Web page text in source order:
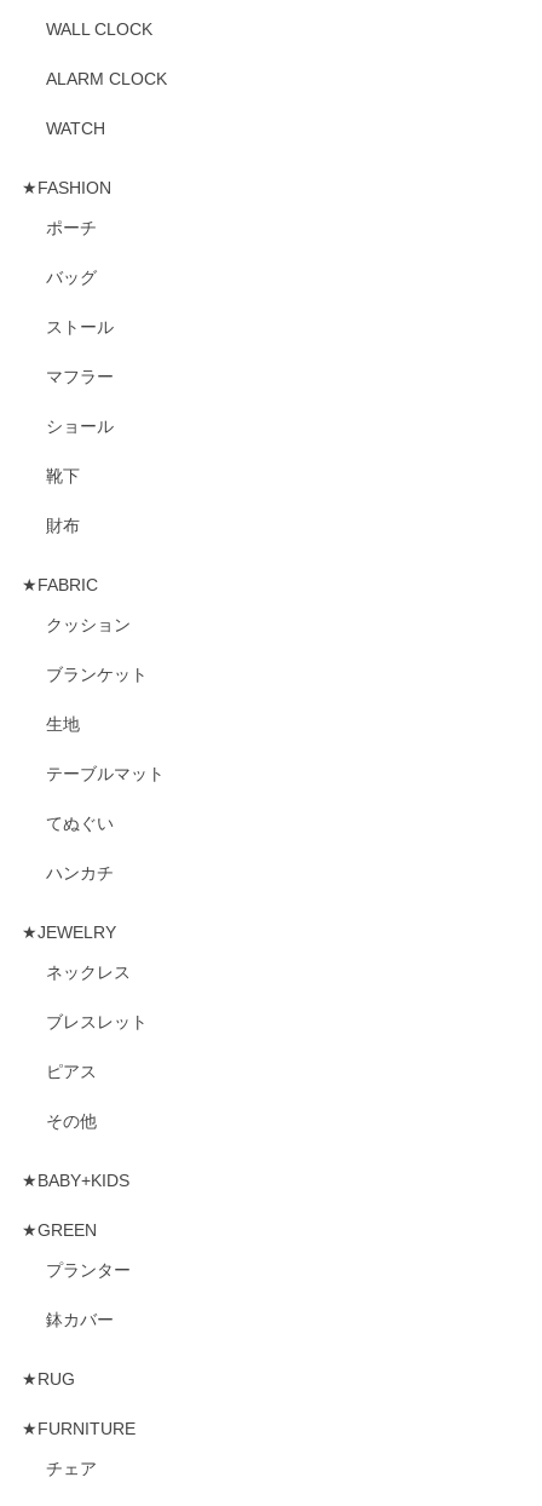
WALL CLOCK
ALARM CLOCK
WATCH
★FASHION
ポーチ
バッグ
ストール
マフラー
ショール
靴下
財布
★FABRIC
クッション
ブランケット
生地
テーブルマット
てぬぐい
ハンカチ
★JEWELRY
ネックレス
ブレスレット
ピアス
その他
★BABY+KIDS
★GREEN
プランター
鉢カバー
★RUG
★FURNITURE
チェア